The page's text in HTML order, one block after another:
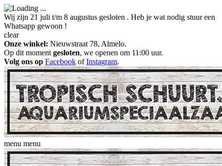
Wij zijn 21 juli t/m 8 augustus gesloten . Heb je wat nodig stuur een
Whatsapp gewoon !
clear
Onze winkel: Nieuwstraat 78, Almelo.
Op dit moment gesloten, we openen om 11:00 uur.
Volg ons op Facebook ofInstagram.
menu menu